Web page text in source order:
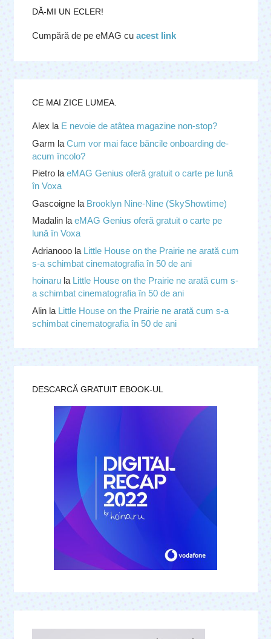
DĂ-MI UN ECLER!
Cumpără de pe eMAG cu acest link
CE MAI ZICE LUMEA.
Alex la E nevoie de atâtea magazine non-stop?
Garm la Cum vor mai face băncile onboarding de-
acum încolo?
PietrolaeMAG Genius oferă gratuit o carte pe lună
în Voxa
Gascoignela Brooklyn Nine-Nine (SkyShowtime)
MadalinlaeMAG Genius oferă gratuit o carte pe
lună în Voxa
Adrianooola Little House on the Prairie ne arată cum
s-a schimbat cinematografia în 50 de ani
hoinarula Little House on the Prairie ne arată cum s-
a schimbat cinematografia în 50 de ani
Alinla Little House on the Prairie ne arată cum s-a
schimbat cinematografia în 50 de ani
DESCARCĂ GRATUIT EBOOK-UL